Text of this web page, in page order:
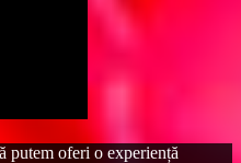
putem oferi o experiență